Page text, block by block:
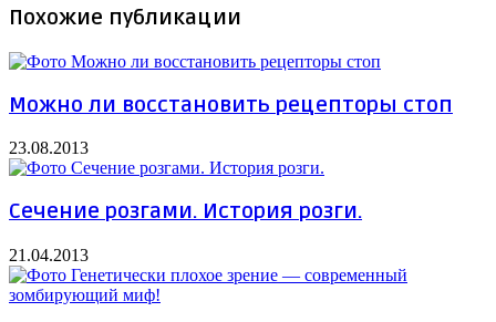
Похожие публикации
Можно ли восстановить рецепторы стоп
23.08.2013
Сечение розгами. История розги.
21.04.2013